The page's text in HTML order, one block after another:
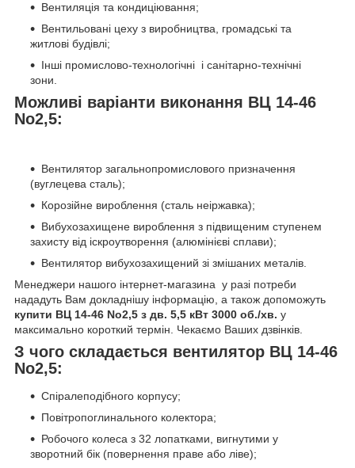
Вентиляція та кондиціювання;
Вентильовані цеху з виробництва, громадські та
житлові будівлі;
Інші промислово-технологічні і санітарно-технічні
зони.
Можливі варіанти виконання ВЦ 14-46
No2,5:
Вентилятор загальнопромислового призначення
(вуглецева сталь);
Корозійне вироблення (сталь неіржавка);
Вибухозахищене вироблення з підвищеним ступенем
захисту від іскроутворення (алюмінієві сплави);
Вентилятор вибухозахищений зі змішаних металів.
Менеджери нашого інтернет-магазина у разі потреби
нададуть Вам докладнішу інформацію, а також допоможуть
купити ВЦ 14-46 No2,5 з дв. 5,5 кВт 3000 об./хв. у
максимально короткий термін. Чекаємо Ваших дзвінків.
З чого складається вентилятор ВЦ 14-46
No2,5:
Спіралеподібного корпусу;
Повітропоглинального колектора;
Робочого колеса з 32 лопатками, вигнутими у
зворотний бік (повернення праве або ліве);